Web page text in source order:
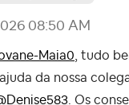
08:50 AM
Maia0 , tudo
da nossa
. Os